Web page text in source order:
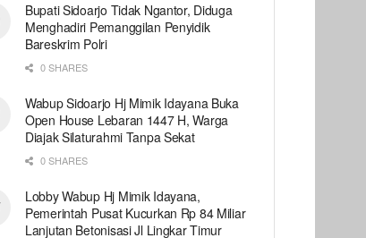
Bupati Sidoarjo Tidak Ngantor, Diduga
Menghadiri Pemanggilan Penyidik
Bareskrim Polri
0 SHARES
Wabup Sidoarjo Hj Mimik Idayana Buka
Open House Lebaran 1447 H, Warga
Diajak Silaturahmi Tanpa Sekat
0 SHARES
Lobby Wabup Hj Mimik Idayana,
Pemerintah Pusat Kucurkan Rp 84 Miliar
Lanjutan Betonisasi Jl Lingkar Timur